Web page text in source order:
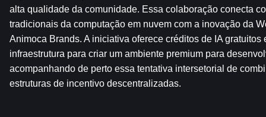
alta qualidade da comunidade. Essa colaboração conecta
tradicionais da computação em nuvem com a inovação da
Animoca Brands. A iniciativa oferece créditos de IA gratuitos
infraestrutura para criar um ambiente premium para
acompanhando de perto essa tentativa intersetorial de
estruturas de incentivo descentralizadas.